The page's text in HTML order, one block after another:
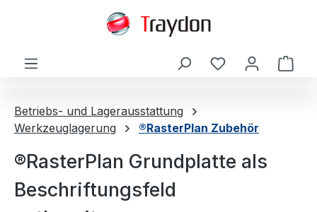
Betriebs- und Lagerausstattung
Werkzeuglagerung
®RasterPlan Zubehör
®RasterPlan Grundplatte als
Beschriftungsfeld